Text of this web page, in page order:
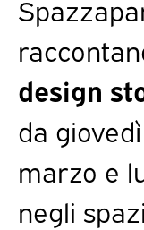
design
da
marzo e
negli